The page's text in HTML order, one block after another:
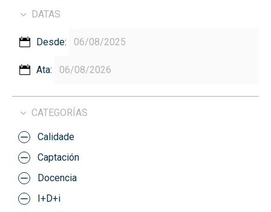
DATAS
Desde:
Ata:
CATEGORÍAS
Calidade
Captación
Docencia
I+D+i